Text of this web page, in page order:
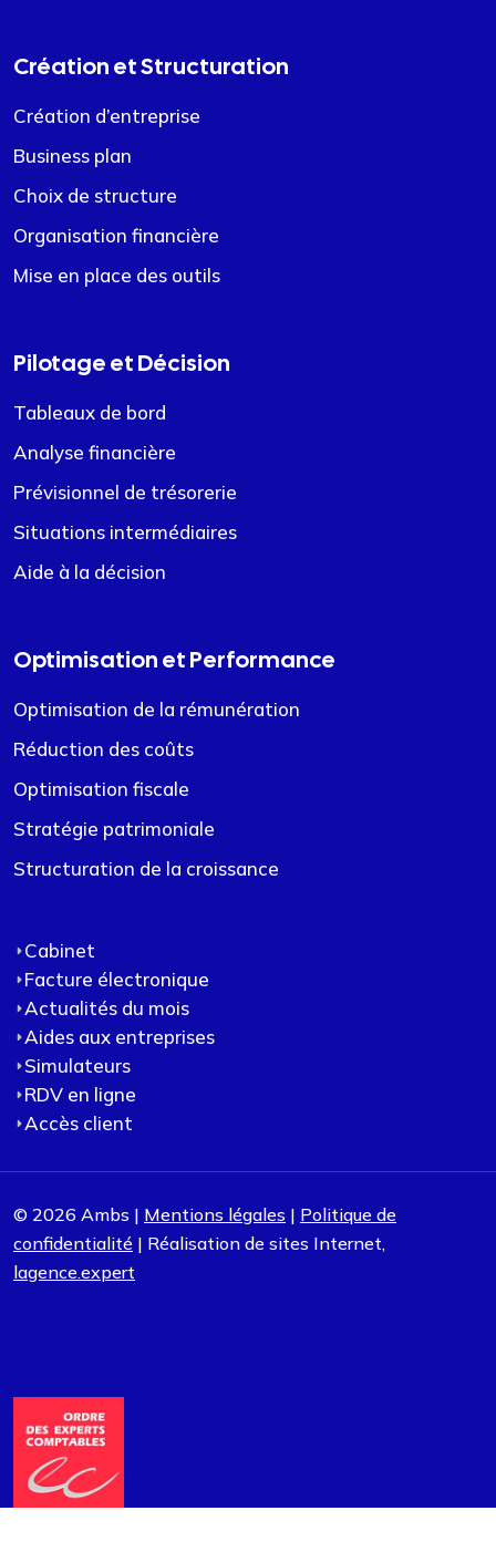
Création et Structuration
Création d’entreprise
Business plan
Choix de structure
Organisation financière
Mise en place des outils
Pilotage et Décision
Tableaux de bord
Analyse financière
Prévisionnel de trésorerie
Situations intermédiaires
Aide à la décision
Optimisation et Performance
Optimisation de la rémunération
Réduction des coûts
Optimisation fiscale
Stratégie patrimoniale
Structuration de la croissance
Cabinet
Facture électronique
Actualités du mois
Aides aux entreprises
Simulateurs
RDV en ligne
Accès client
© 2026 Ambs | Mentions légales | Politique de
confidentialité | Réalisation de sites Internet,
lagence.expert